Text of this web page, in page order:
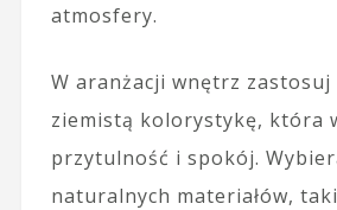
atmosfery.
W aranżacji wnętrz zastosuj
ziemistą kolorystykę, która
przytulność i spokój.
naturalnych materiałów,